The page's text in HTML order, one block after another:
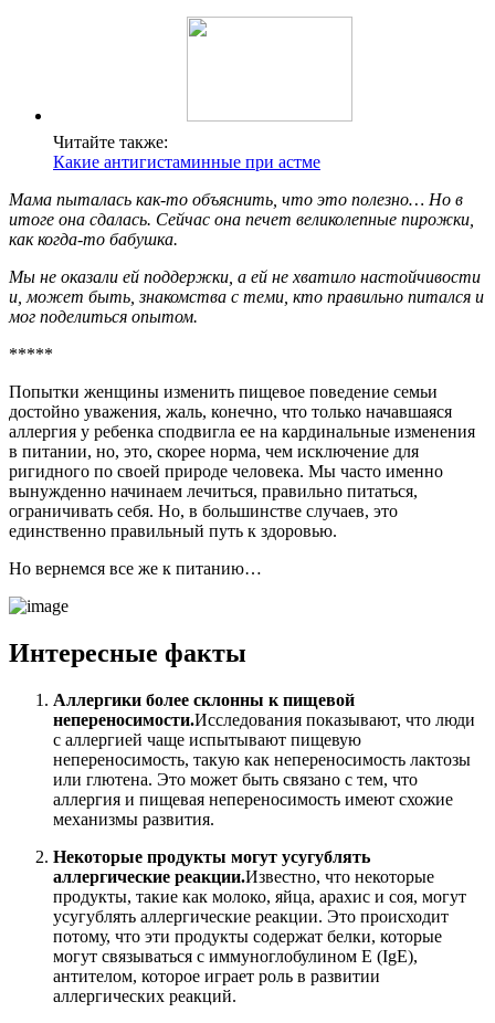
Читайте также:
Какие антигистаминные при астме
Мама пыталась как-то объяснить, что это полезно… Но в
итоге она сдалась. Сейчас она печет великолепные пирожки,
как когда-то бабушка.
Мы не оказали ей поддержки, а ей не хватило настойчивости
и, может быть, знакомства с теми, кто правильно питался и
мог поделиться опытом.
*****
Попытки женщины изменить пищевое поведение семьи
достойно уважения, жаль, конечно, что только начавшаяся
аллергия у ребенка сподвигла ее на кардинальные изменения
в питании, но, это, скорее норма, чем исключение для
ригидного по своей природе человека. Мы часто именно
вынужденно начинаем лечиться, правильно питаться,
ограничивать себя. Но, в большинстве случаев, это
единственно правильный путь к здоровью.
Но вернемся все же к питанию…
Интересные факты
Аллергики более склонны к пищевой
непереносимости.Исследования показывают, что люди
с аллергией чаще испытывают пищевую
непереносимость, такую как непереносимость лактозы
или глютена. Это может быть связано с тем, что
аллергия и пищевая непереносимость имеют схожие
механизмы развития.
Некоторые продукты могут усугублять
аллергические реакции.Известно, что некоторые
продукты, такие как молоко, яйца, арахис и соя, могут
усугублять аллергические реакции. Это происходит
потому, что эти продукты содержат белки, которые
могут связываться с иммуноглобулином E (IgE),
антителом, которое играет роль в развитии
аллергических реакций.